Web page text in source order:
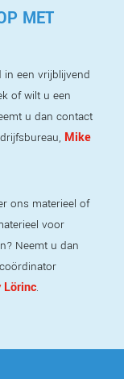
MET
in een vrijblijvend
of wilt u een
u dan contact
Mike
ons materieel of
voor
Neemt u dan
Lörinc.